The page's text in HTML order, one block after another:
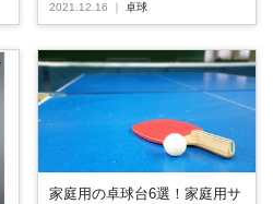
2021.12.16 卓球
家庭用の卓球台6選！家庭用サ